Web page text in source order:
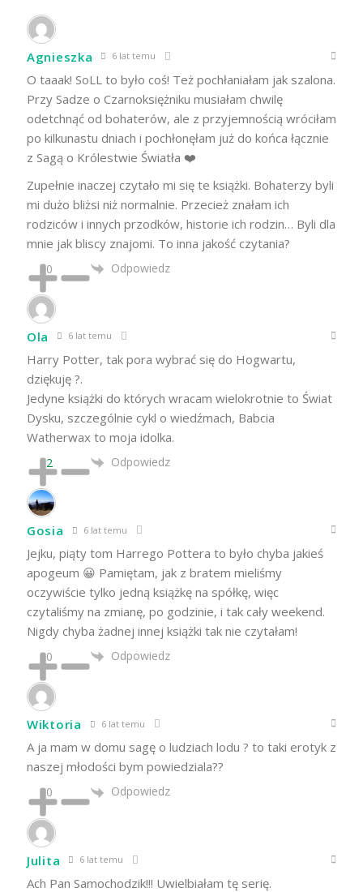
Agnieszka 6 lat temu
O taaak! SoLL to było coś! Też pochłaniałam jak szalona.
Przy Sadze o Czarnoksiężniku musiałam chwilę
odetchnąć od bohaterów, ale z przyjemnością wróciłam
po kilkunastu dniach i pochłonęłam już do końca łącznie
z Sagą o Królestwie Światła ❤️
Zupełnie inaczej czytało mi się te książki. Bohaterzy byli
mi dużo bliżsi niż normalnie. Przecież znałam ich
rodziców i innych przodków, historie ich rodzin… Byli dla
mnie jak bliscy znajomi. To inna jakość czytania?
0 Odpowiedz
Ola 6 lat temu
Harry Potter, tak pora wybrać się do Hogwartu,
dziękuję ?.
Jedyne książki do których wracam wielokrotnie to Świat
Dysku, szczególnie cykl o wiedźmach, Babcia
Watherwax to moja idolka.
2 Odpowiedz
Gosia 6 lat temu
Jejku, piąty tom Harrego Pottera to było chyba jakieś
apogeum 😀 Pamiętam, jak z bratem mieliśmy
oczywiście tylko jedną książkę na spółkę, więc
czytaliśmy na zmianę, po godzinie, i tak cały weekend.
Nigdy chyba żadnej innej książki tak nie czytałam!
0 Odpowiedz
Wiktoria 6 lat temu
A ja mam w domu sagę o ludziach lodu ? to taki erotyk z
naszej młodości bym powiedziala??
0 Odpowiedz
Julita 6 lat temu
Ach Pan Samochodzik!!! Uwielbiałam tę serię.